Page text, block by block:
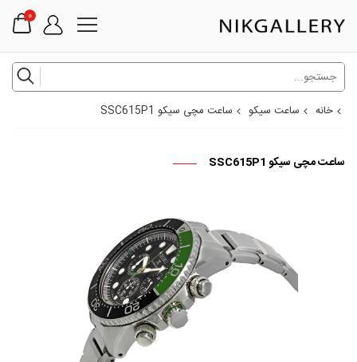
0
خانه ساعت سیکو ساعت مچی سیکو SSC615P1
ساعت مچی سیکو SSC615P1